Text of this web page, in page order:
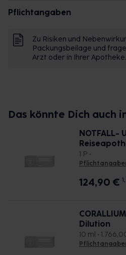
Pflichtangaben
Zu Risiken und
Packungsbeilage und
Arzt oder in Ihrer Apotheke.
Das könnte Dich auch
NOTFALL-
1 P •
124,90 €
Dilution
10 ml •